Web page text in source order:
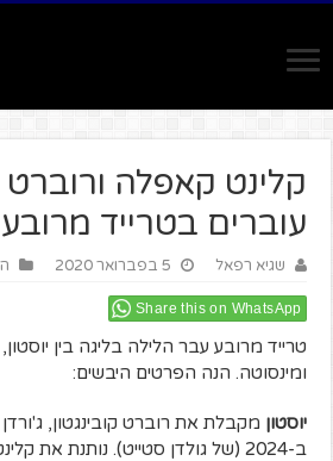
קלינט קאפלה ורוברט
עוברים בטרייד מרובע
שגיא רפאל 5 בפברואר 2020
Share this on WhatsApp
טרייד מרובע עבר הלילה בליגה בין
ומינסוטה. הנה הפרטים היבשים:
יוסטון מקבלת את רוברט קובינגטון,
ב-2024 (של גולדן סטייט). נותנת את